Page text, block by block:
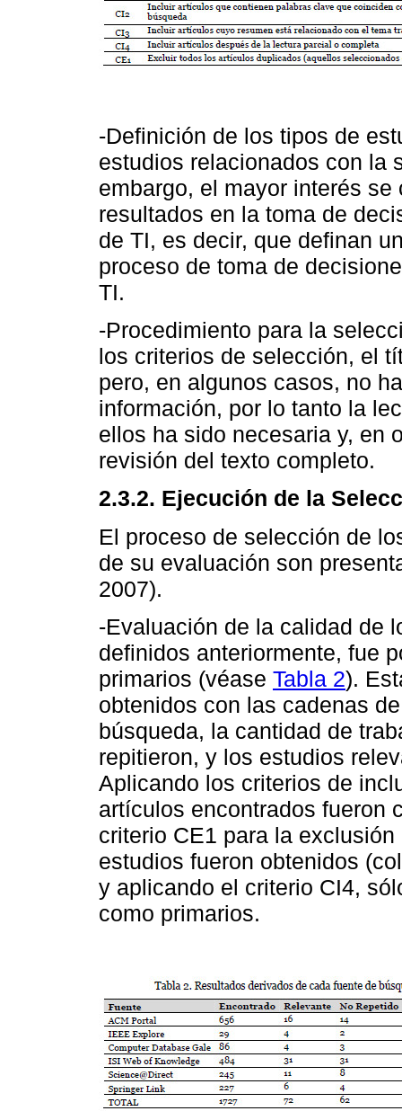
-Definición de los tipos de
estudios relacionados con la
embargo, el mayor interés
resultados en la toma de
de TI, es decir, que definan
proceso de toma de
TI.
-Procedimiento para la
los criterios de selección, el
pero, en algunos casos, no
información, por lo tanto la
ellos ha sido necesaria y, en
revisión del texto completo.
2.3.2. Ejecución de la
El proceso de selección de
de su evaluación son
2007).
-Evaluación de la calidad de
definidos anteriormente, fue
primarios (véase Tabla 2).
obtenidos con las cadenas
búsqueda, la cantidad de
repitieron, y los estudios
Aplicando los criterios de
artículos encontrados fueron
criterio CE1 para la
estudios fueron obtenidos
y aplicando el criterio CI4,
como primarios.